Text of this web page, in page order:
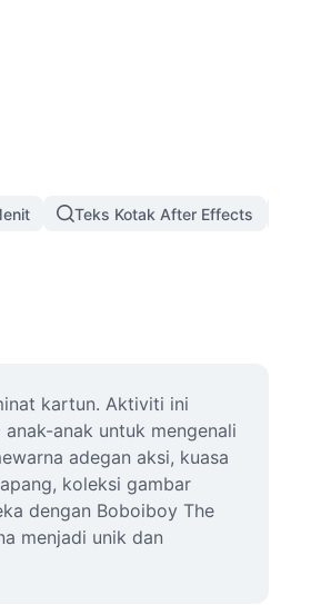
Teks Kotak After Effects
kartun. Aktiviti ini
anak untuk mengenali
adegan aksi, kuasa
koleksi gambar
dengan Boboiboy The
menjadi unik dan